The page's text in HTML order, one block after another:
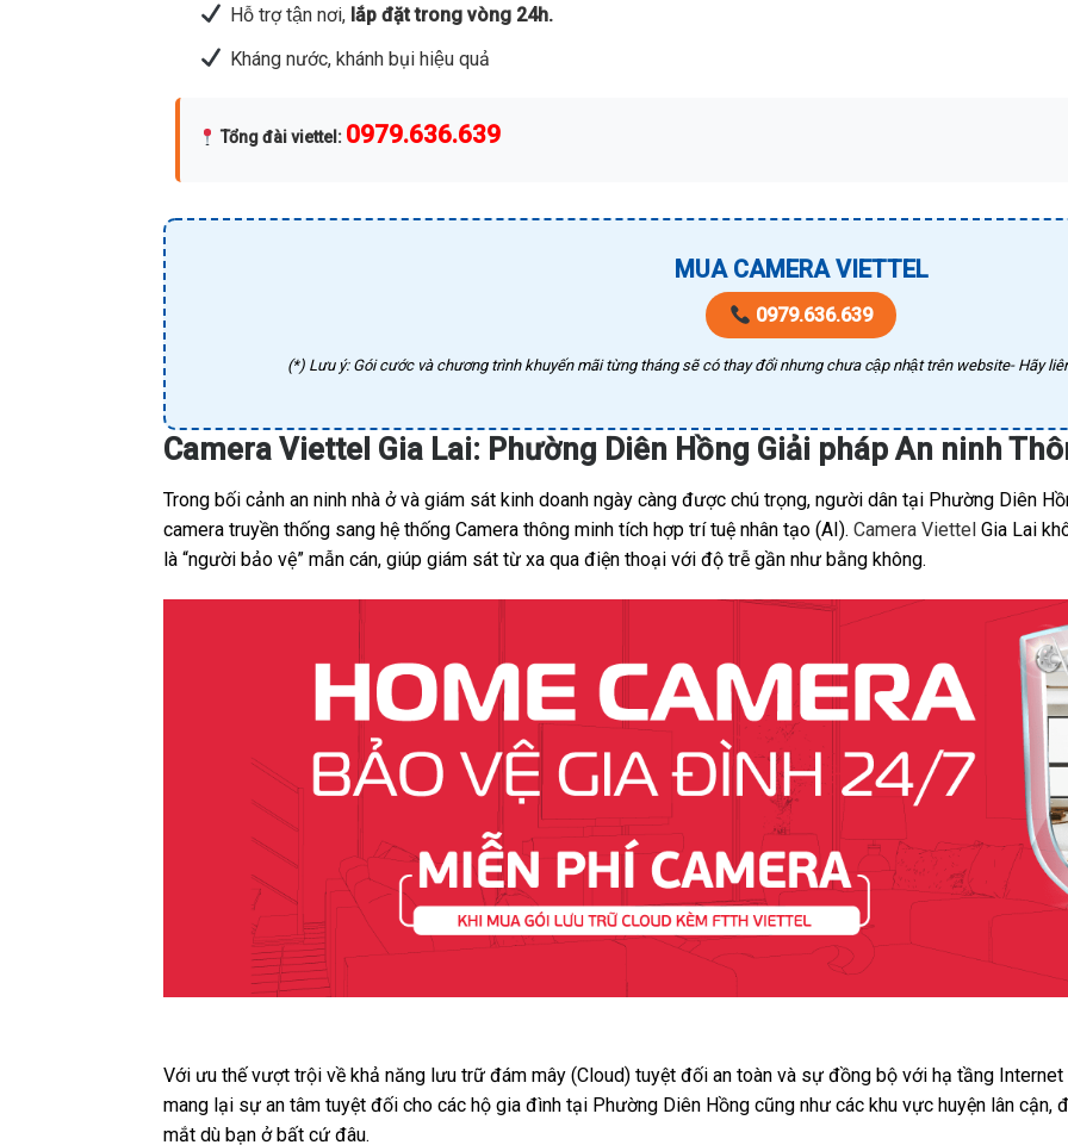
Hỗ trợ tận nơi,lắp đặt trong vòng 24h.
Kháng nước, khánh bụi hiệu quả
Tổng đài viettel : 0979.636.639
MUA CAMERA VIETTEL
0979.636.639
(*) Lưu ý: Gói cước và chương trình khuyến mãi từng tháng sẽ có thay đổi nhưng chưa cập nhật trên website- Hãy
Camera Viettel Gia Lai: Phường Diên Hồng Giải pháp An ninh
Trong bối cảnh an ninh nhà ở và giám sát kinh doanh ngày càng được chú trọng, người dân tại Phường Diên
camera truyền thống sang hệ thống Camera thông minh tích hợp trí tuệ nhân tạo (AI). Camera Viettel Gia Lai
là “người bảo vệ” mẫn cán, giúp giám sát từ xa qua điện thoại với độ trễ gần như bằng không.
Với ưu thế vượt trội về khả năng lưu trữ đám mây (Cloud) tuyệt đối an toàn và sự đồng bộ với hạ tầng
mang lại sự an tâm tuyệt đối cho các hộ gia đình tại Phường Diên Hồng cũng như các khu vực huyện lân
mắt dù bạn ở bất cứ đâu.